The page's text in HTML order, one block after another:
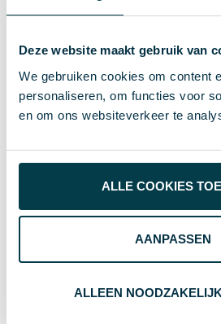
Deze website maakt gebruik van
We gebruiken cookies om content
personaliseren, om functies voor
en om ons websiteverkeer te
ALLE COOKIES
AANPASSEN
ALLEEN
Gewicht 371 g
Merk
Kleur zwart
Soort Standaard
Hoogte 1 cm
17.5 cm
Lengte 27 cm
Wat anderen